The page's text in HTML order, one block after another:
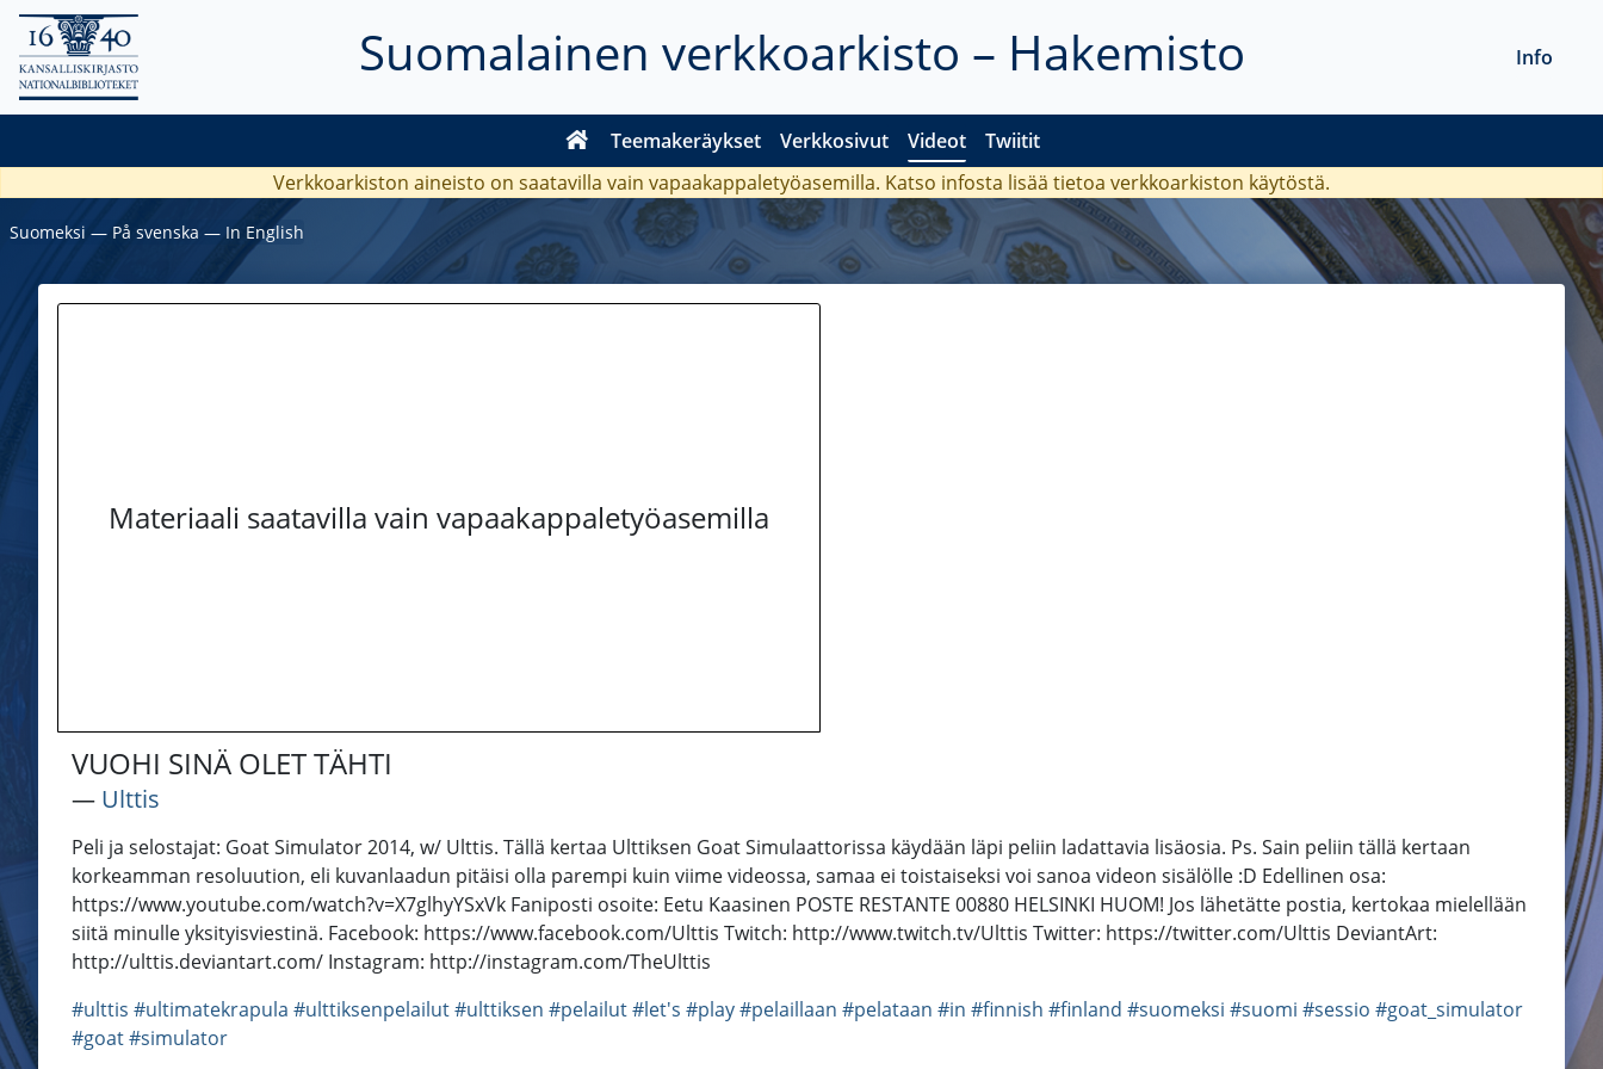
Suomalainen verkkoarkisto – Hakemisto
Teemakeräykset Verkkosivut Videot Twiitit
Info
Verkkoarkiston aineisto on saatavilla vain vapaakappaletyöasemilla. Katso infosta lisää tietoa verkkoarkiston käytöstä.
Suomeksi ― På svenska ― In English
Materiaali saatavilla vain vapaakappaletyöasemilla
VUOHI SINÄ OLET TÄHTI
― Ulttis
Peli ja selostajat: Goat Simulator 2014, w/ Ulttis. Tällä kertaa Ulttiksen Goat Simulaattorissa käydään läpi peliin ladattavia lisäosia. Ps. Sain peliin tällä kertaan
korkeamman resoluution, eli kuvanlaadun pitäisi olla parempi kuin viime videossa, samaa ei toistaiseksi voi sanoa videon sisälölle :D Edellinen osa:
https://www.youtube.com/watch?v=X7glhyYSxVk Faniposti osoite: Eetu Kaasinen POSTE RESTANTE 00880 HELSINKI HUOM! Jos lähetätte postia, kertokaa mielellään
siitä minulle yksityisviestinä. Facebook: https://www.facebook.com/Ulttis Twitch: http://www.twitch.tv/Ulttis Twitter: https://twitter.com/Ulttis DeviantArt:
http://ulttis.deviantart.com/ Instagram: http://instagram.com/TheUlttis
#ulttis #ultimatekrapula #ulttiksenpelailut#ulttiksen #pelailut#let's #play#pelaillaan #pelataan #in #finnish #finland #suomeksi #suomi #sessio #goat_simulator
#goat#simulator